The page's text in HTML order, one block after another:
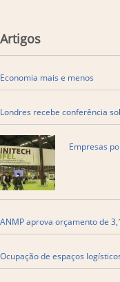
Artigos
Economia mais e menos
Londres recebe conferência
Empresas
ANMP aprova orçamento de
Ocupação de espaços